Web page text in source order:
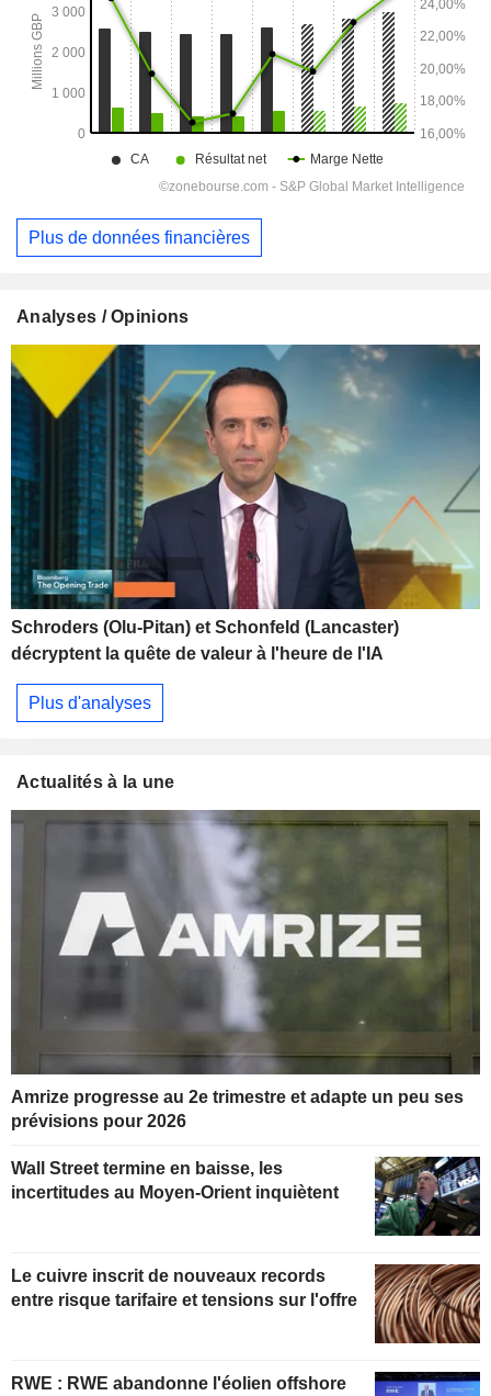
Plus de données financières
Analyses / Opinions
Schroders (Olu-Pitan) et Schonfeld (Lancaster)
décryptent la quête de valeur à l'heure de l'IA
Plus d'analyses
Actualités à la une
Amrize progresse au 2e trimestre et adapte un peu ses
prévisions pour 2026
Wall Street termine en baisse, les
incertitudes au Moyen-Orient inquiètent
Le cuivre inscrit de nouveaux records
entre risque tarifaire et tensions sur l'offre
RWE : RWE abandonne l'éolien offshore